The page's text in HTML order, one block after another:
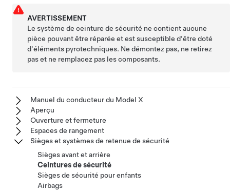
AVERTISSEMENT
Le système de ceinture de sécurité ne contient aucune
pièce pouvant être réparée et est susceptible d'être doté
d'éléments pyrotechniques. Ne démontez pas, ne retirez
pas et ne remplacez pas les composants.
Manuel du conducteur du Model X
Aperçu
Ouverture et fermeture
Espaces de rangement
Sièges et systèmes de retenue de sécurité
Sièges avant et arrière
Ceintures de sécurité
Sièges de sécurité pour enfants
Airbags